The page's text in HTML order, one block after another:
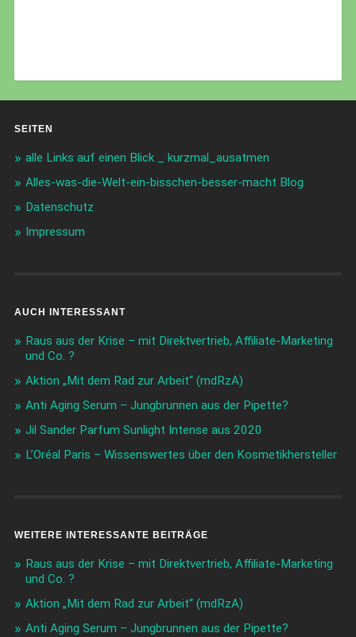
SEITEN
alle Links auf einen Blick _ kurzmal_ausatmen
Alles-was-die-Welt-ein-bisschen-besser-macht Blog
Datenschutz
Impressum
AUCH INTERESSANT
Raus aus der Krise – mit Direktvertrieb, Affiliate-Marketing
und Co. ?
Aktion „Mit dem Rad zur Arbeit“ (mdRzA)
Anti Aging Serum – Jungbrunnen aus der Pipette?
Jil Sander Parfum Sunlight Intense aus 2020
L’Oréal Paris – Wissenswertes über den Kosmetikhersteller
WEITERE INTERESSANTE BEITRÄGE
Raus aus der Krise – mit Direktvertrieb, Affiliate-Marketing
und Co. ?
Aktion „Mit dem Rad zur Arbeit“ (mdRzA)
Anti Aging Serum – Jungbrunnen aus der Pipette?